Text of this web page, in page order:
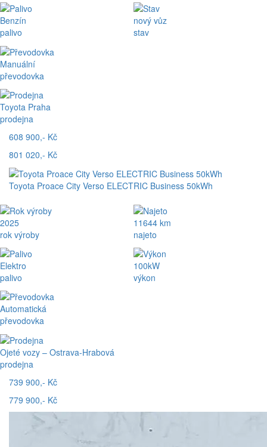
Benzín
palivo
Manuální
převodovka
Toyota Praha
prodejna
nový vůz
stav
608 900,- Kč
801 020,- Kč
Toyota Proace City Verso ELECTRIC Business 50kWh
2025
rok výroby
Elektro
palivo
Automatická
převodovka
Ojeté vozy – Ostrava-Hrabová
prodejna
11644 km
najeto
100kW
výkon
739 900,- Kč
779 900,- Kč